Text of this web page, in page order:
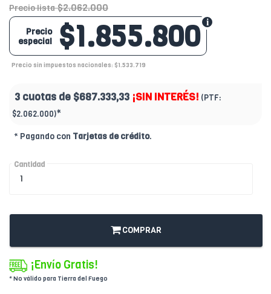
Precio lista $2.062.000
$1.855.800
Precio
especial
Precio sin impuestos nacionales: $1.533.719
3 cuotas de $687.333,33 ¡SIN INTERÉS! (PTF:
$2.062.000)*
* Pagando con Tarjetas de crédito.
Cantidad
COMPRAR
¡Envío Gratis!
* No válido para Tierra del Fuego